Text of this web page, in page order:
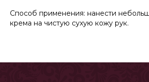
Способ применения: нанести
крема на чистую сухую кожу рук.